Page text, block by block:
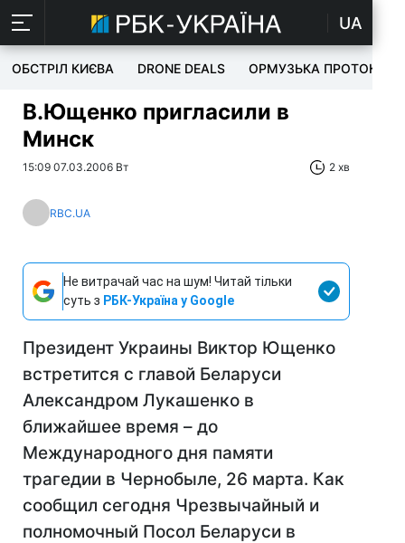
UA
ОБСТРІЛ КИЄВА DRONE DEALS ОРМУЗЬКА ПРОТОКА
В.Ющенко пригласили в
Минск
15:09 07.03.2006 Вт 2 хв
RBC.UA
Не витрачай час на шум! Читай тільки
суть з РБК-Україна у Google
Президент Украины Виктор Ющенко
встретится с главой Беларуси
Александром Лукашенко в
ближайшее время – до
Международного дня памяти
трагедии в Чернобыле, 26 марта. Как
сообщил сегодня Чрезвычайный и
полномочный Посол Беларуси в